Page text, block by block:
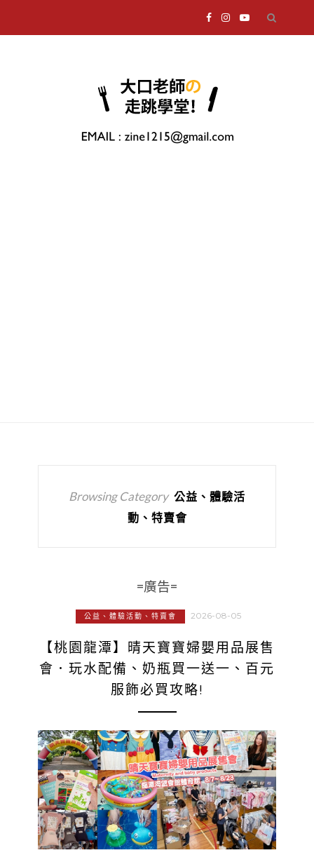
Browsing Category 公益、體驗活
動、特賣會
=廣告=
公益、體驗活動、特賣會 2026-08-05
【桃園龍潭】晴天寶寶婦嬰用品展售
會．玩水配備、奶瓶買一送一、百元
服飾必買攻略!